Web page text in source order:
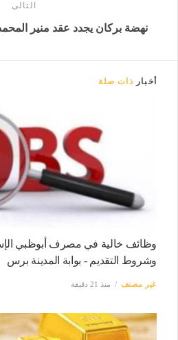
التالى
نهضة بركان يجدد عقد منير
أخبار ذات صلة
وظائف خالية في مصرف أبوظبي
وشروط التقديم - بوابة المدينة برس
غير مصنف منذ 21 دقيقة